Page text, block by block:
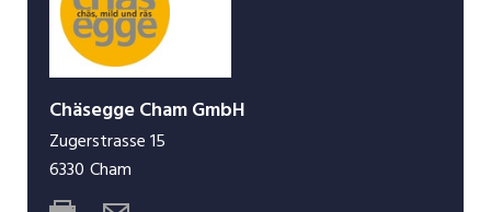
Chäsegge Cham GmbH
Zugerstrasse 15
6330 Cham